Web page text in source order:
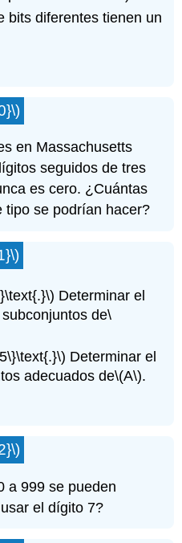
bits diferentes tienen un
en Massachusetts
seguidos de tres
es cero. ¿Cuántas
tipo se podrían hacer?
Determinar el
de\
Determinar el
adecuados de\(A\).
a 999 se pueden
el dígito 7?